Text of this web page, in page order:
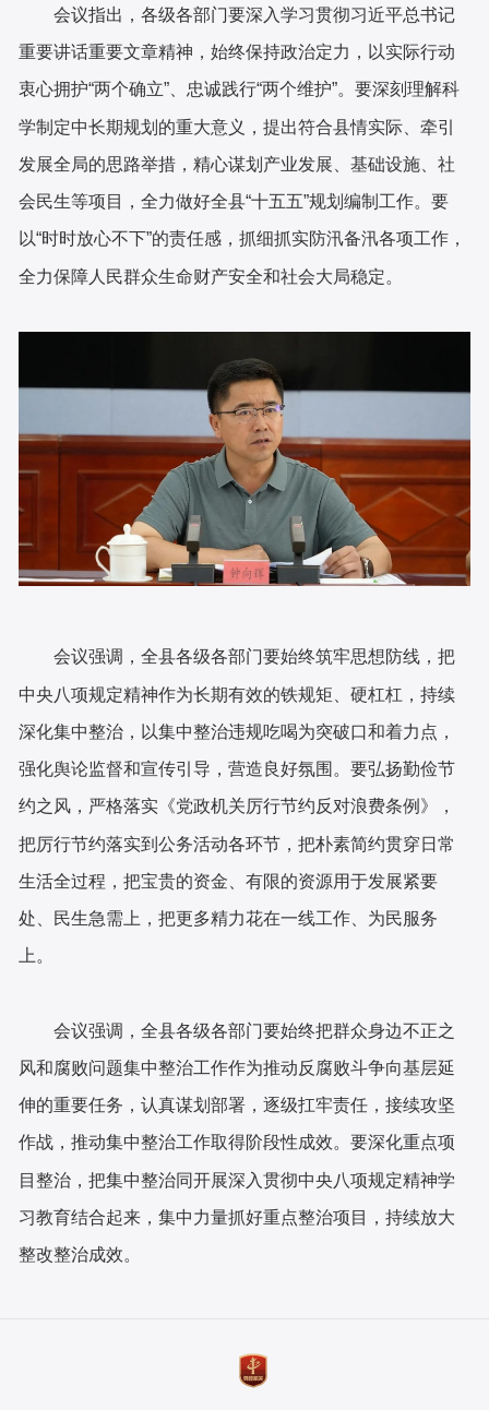
会议指出，各级各部门要深入学习贯彻习近平总书记
重要讲话重要文章精神，始终保持政治定力，以实际行动
衷心拥护“两个确立”、忠诚践行“两个维护”。要深刻理解科
学制定中长期规划的重大意义，提出符合县情实际、牵引
发展全局的思路举措，精心谋划产业发展、基础设施、社
会民生等项目，全力做好全县“十五五”规划编制工作。要
以“时时放心不下”的责任感，抓细抓实防汛备汛各项工作，
全力保障人民群众生命财产安全和社会大局稳定。
会议强调，全县各级各部门要始终筑牢思想防线，把
中央八项规定精神作为长期有效的铁规矩、硬杠杠，持续
深化集中整治，以集中整治违规吃喝为突破口和着力点，
强化舆论监督和宣传引导，营造良好氛围。要弘扬勤俭节
约之风，严格落实《党政机关厉行节约反对浪费条例》，
把厉行节约落实到公务活动各环节，把朴素简约贯穿日常
生活全过程，把宝贵的资金、有限的资源用于发展紧要
处、民生急需上，把更多精力花在一线工作、为民服务
上。
会议强调，全县各级各部门要始终把群众身边不正之
风和腐败问题集中整治工作作为推动反腐败斗争向基层延
伸的重要任务，认真谋划部署，逐级扛牢责任，接续攻坚
作战，推动集中整治工作取得阶段性成效。要深化重点项
目整治，把集中整治同开展深入贯彻中央八项规定精神学
习教育结合起来，集中力量抓好重点整治项目，持续放大
整改整治成效。